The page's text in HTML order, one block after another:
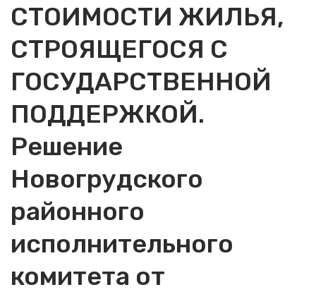
СТОИМОСТИ ЖИЛЬЯ,
СТРОЯЩЕГОСЯ С
ГОСУДАРСТВЕННОЙ
ПОДДЕРЖКОЙ.
Решение
Новогрудского
районного
исполнительного
комитета от